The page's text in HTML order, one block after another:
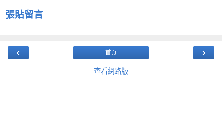
張貼留言
‹ ›
首頁
查看網路版